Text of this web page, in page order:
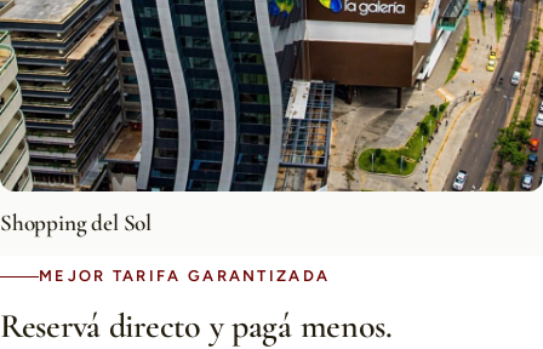
Shopping del Sol
MEJOR TARIFA GARANTIZADA
Reservá directo y pagá menos.